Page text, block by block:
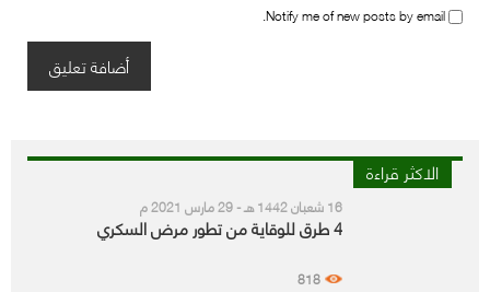
Notify me of new posts by email.
الاكثر قراءة
16 شعبان 1442 هـ - 29 مارس 2021 م
4 طرق للوقاية من تطور مرض السكري
818